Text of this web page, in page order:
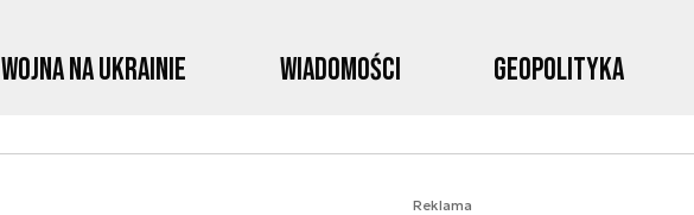
Wojna na Ukrainie Wiadomości Geopolityka
Reklama